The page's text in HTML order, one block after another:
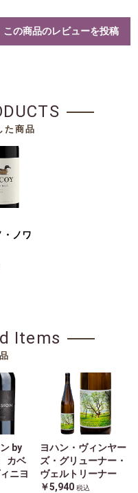
この商品のレビューを投稿
た商品
ノワ
Items
by
カベ
ニヨ
ヨハン・ヴィンヤー
ズ・グリューナー・
ヴェルトリーナー
￥5,940 税込